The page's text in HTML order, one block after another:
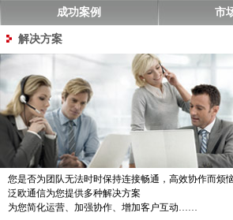
成功案例 市
解决方案
您是否为团队无法时时保持连接畅通，高效协作而烦
泛欧通信为您提供多种解决方案
为您简化运营、加强协作、增加客户互动……